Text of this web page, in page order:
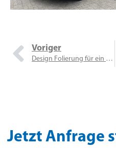
Voriger
Design Folierung für ein Concorde Charisma Wohnmobil
Jetzt Anfrage